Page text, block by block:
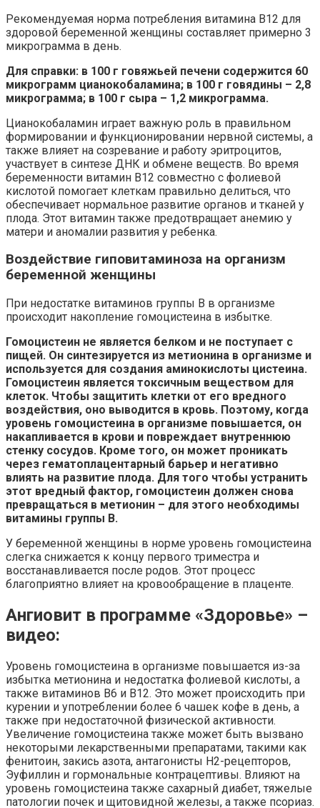
Рекомендуемая норма потребления витамина В12 для
здоровой беременной женщины составляет примерно 3
микрограмма в день.
Для справки: в 100 г говяжьей печени содержится 60
микрограмм цианокобаламина; в 100 г говядины – 2,8
микрограмма; в 100 г сыра – 1,2 микрограмма.
Цианокобаламин играет важную роль в правильном
формировании и функционировании нервной системы, а
также влияет на созревание и работу эритроцитов,
участвует в синтезе ДНК и обмене веществ. Во время
беременности витамин В12 совместно с фолиевой
кислотой помогает клеткам правильно делиться, что
обеспечивает нормальное развитие органов и тканей у
плода. Этот витамин также предотвращает анемию у
матери и аномалии развития у ребенка.
Воздействие гиповитаминоза на организм
беременной женщины
При недостатке витаминов группы В в организме
происходит накопление гомоцистеина в избытке.
Гомоцистеин не является белком и не поступает с
пищей. Он синтезируется из метионина в организме и
используется для создания аминокислоты цистеина.
Гомоцистеин является токсичным веществом для
клеток. Чтобы защитить клетки от его вредного
воздействия, оно выводится в кровь. Поэтому, когда
уровень гомоцистеина в организме повышается, он
накапливается в крови и повреждает внутреннюю
стенку сосудов. Кроме того, он может проникать
через гематоплацентарный барьер и негативно
влиять на развитие плода. Для того чтобы устранить
этот вредный фактор, гомоцистеин должен снова
превращаться в метионин – для этого необходимы
витамины группы В.
У беременной женщины в норме уровень гомоцистеина
слегка снижается к концу первого триместра и
восстанавливается после родов. Этот процесс
благоприятно влияет на кровообращение в плаценте.
Ангиовит в программе «Здоровье» –
видео:
Уровень гомоцистеина в организме повышается из-за
избытка метионина и недостатка фолиевой кислоты, а
также витаминов B6 и B12. Это может происходить при
курении и употреблении более 6 чашек кофе в день, а
также при недостаточной физической активности.
Увеличение гомоцистеина также может быть вызвано
некоторыми лекарственными препаратами, такими как
фенитоин, закись азота, антагонисты H2-рецепторов,
Эуфиллин и гормональные контрацептивы. Влияют на
уровень гомоцистеина также сахарный диабет, тяжелые
патологии почек и щитовидной железы, а также псориаз.